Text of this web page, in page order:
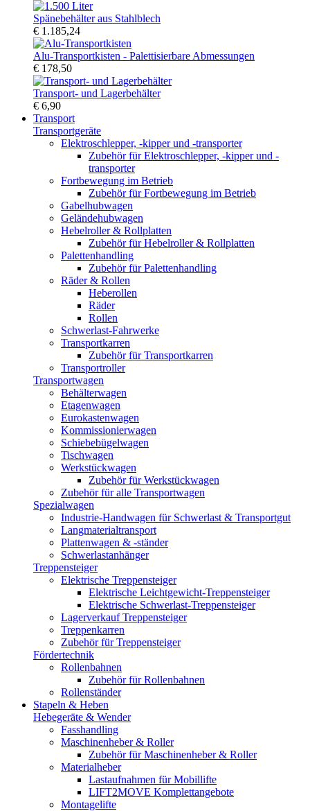
Spänebehälter aus Stahlblech
€ 1.185,24
Alu-Transportkisten - Palettisierbare Abmessungen
€ 178,50
Transport- und Lagerbehälter
€ 6,90
Transport
Transportgeräte
Elektroschlepper, -kipper und -transporter
Zubehör für Elektroschlepper, -kipper und -
transporter
Fortbewegung im Betrieb
Zubehör für Fortbewegung im Betrieb
Gabelhubwagen
Geländehubwagen
Hebelroller & Rollplatten
Zubehör für Hebelroller & Rollplatten
Palettenhandling
Zubehör für Palettenhandling
Räder & Rollen
Heberollen
Räder
Rollen
Schwerlast-Fahrwerke
Transportkarren
Zubehör für Transportkarren
Transportroller
Transportwagen
Behälterwagen
Etagenwagen
Eurokastenwagen
Kommissionierwagen
Schiebebügelwagen
Tischwagen
Werkstückwagen
Zubehör für Werkstückwagen
Zubehör für alle Transportwagen
Spezialwagen
Industrie-Handwagen für Schwerlast & Transportgut
Langmaterialtransport
Plattenwagen & -ständer
Schwerlastanhänger
Treppensteiger
Elektrische Treppensteiger
Elektrische Leichtgewicht-Treppensteiger
Elektrische Schwerlast-Treppensteiger
Lagerverkauf Treppensteiger
Treppenkarren
Zubehör für Treppensteiger
Fördertechnik
Rollenbahnen
Zubehör für Rollenbahnen
Rollenständer
Stapeln & Heben
Hebegeräte & Wender
Fasshandling
Maschinenheber & Roller
Zubehör für Maschinenheber & Roller
Materialheber
Lastaufnahmen für Mobillifte
LIFT2MOVE Komplettangebote
Montagelifte